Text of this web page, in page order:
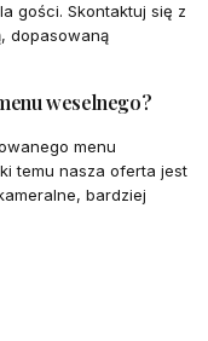
gości. Skontaktuj się z
dopasowaną
weselnego?
menu
temu nasza oferta jest
bardziej